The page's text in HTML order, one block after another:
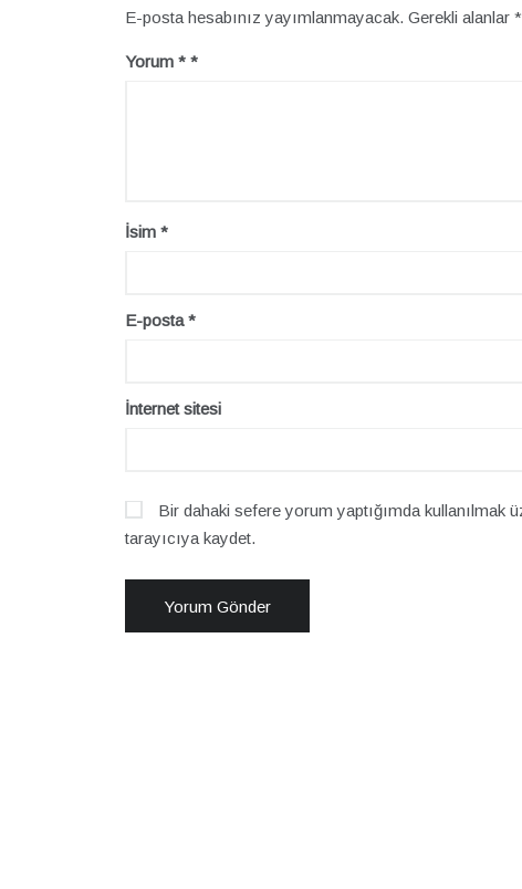
E-posta hesabınız yayımlanmayacak. Gerekli alanlar *
Yorum *
İsim *
E-posta*
İnternet sitesi
Bir dahaki sefere yorum yaptığımda kullanılmak
tarayıcıya kaydet.